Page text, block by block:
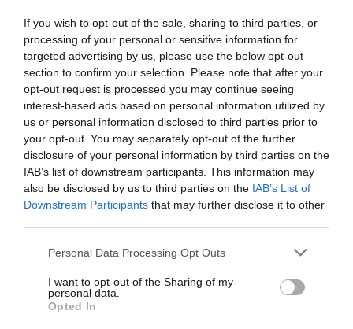
If you wish to opt-out of the sale, sharing to third parties, or
processing of your personal or sensitive information for
targeted advertising by us, please use the below opt-out
section to confirm your selection. Please note that after your
opt-out request is processed you may continue seeing
interest-based ads based on personal information utilized by
us or personal information disclosed to third parties prior to
your opt-out. You may separately opt-out of the further
disclosure of your personal information by third parties on the
IAB’s list of downstream participants. This information may
also be disclosed by us to third parties on the IAB’s List of
Downstream Participants that may further disclose it to other
Personal Data Processing Opt Outs
I want to opt-out of the Sharing of my
personal data.
Opted In